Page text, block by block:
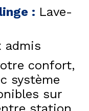
: Lave-
admis
confort,
système
sur